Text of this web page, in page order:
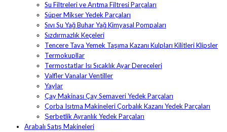
Su Filtreleri ve Arıtma Filtresi Parçaları
Süper Mikser Yedek Parçaları
Sıvı Su Yağ Buhar Yağ Kimyasal Pompaları
Sızdırmazlık Keçeleri
Tencere Tava Yemek Taşıma Kazanı Kulpları Kilitleri Klipsler
Termokupllar
Termostatlar Isı Sıcaklık Ayar Dereceleri
Valfler Vanalar Ventiller
Yaylar
Çay Makinası Çay Semaveri Yedek Parçaları
Çorba Isıtma Makineleri Çorbalık Kazanı Yedek Parçaları
Şerbetlik Ayranlık Yedek Parçaları
Arabalı Satış Makineleri